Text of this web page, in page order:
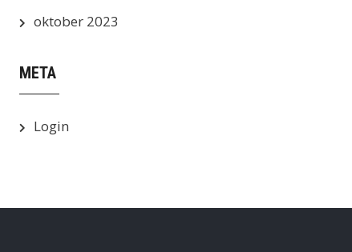
oktober 2023
META
Login